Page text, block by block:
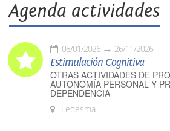
Agenda actividades
08/01/2026 26/11/2026
Estimulación Cognitiva
OTRAS ACTIVIDADES DE
AUTONOMÍA PERSONAL Y
DEPENDENCIA
Ledesma